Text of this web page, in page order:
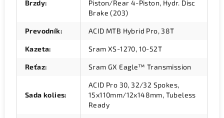
Brzdy:
Piston/Rear 4-Piston, Hydr. Disc
Brake (203)
Prevodník: ACID MTB Hybrid Pro, 38T
Kazeta: Sram XS-1270, 10-52T
Reťaz: Sram GX Eagle™ Transmission
Sada kolies:
ACID Pro 30, 32/32 Spokes,
15x110mm/12x148mm, Tubeless
Ready